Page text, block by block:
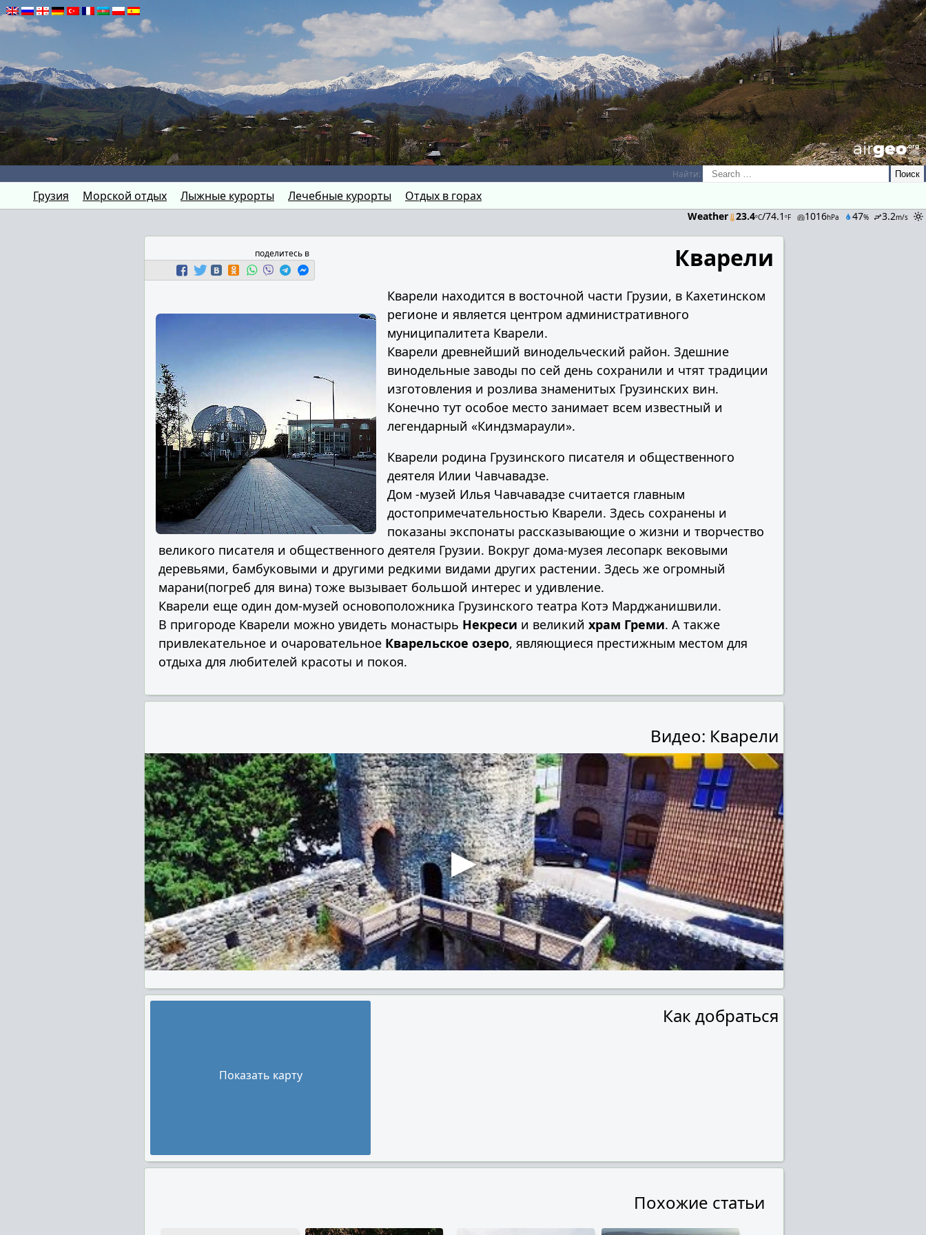
airGEO.oRg
Найти:
Грузия Морской отдых Лыжные курорты Лечебные курорты Отдых в горах
Weather 23.4ºC/74.1ºF 1016hPa 47% 3.2m/s
поделитесь в Кварели
Кварели находится в восточной части Грузии, в Кахетинском
регионе и является центром административного
муниципалитета Кварели.
Кварели древнейший винодельческий район. Здешние
винодельные заводы по сей день сохранили и чтят традиции
изготовления и розлива знаменитых Грузинских вин.
Конечно тут особое место занимает всем известный и
легендарный «Киндзмараули».
Кварели родина Грузинского писателя и общественного
деятеля Илии Чавчавадзе.
Дом -музей Илья Чавчавадзе считается главным
достопримечательностью Кварели. Здесь сохранены и
показаны экспонаты рассказывающие о жизни и творчество
великого писателя и общественного деятеля Грузии. Вокруг дома-музея лесопарк вековыми
деревьями, бамбуковыми и другими редкими видами других растении. Здесь же огромный
марани(погреб для вина) тоже вызывает большой интерес и удивление.
Кварели еще один дом-музей основоположника Грузинского театра Котэ Марджанишвили.
В пригороде Кварели можно увидеть монастырь Некреси и великий храм Греми. А также
привлекательное и очаровательное Кварельское озеро, являющиеся престижным местом для
отдыха для любителей красоты и покоя.
Видео: Кварели
Как добраться
Показать карту
Похожие статьи